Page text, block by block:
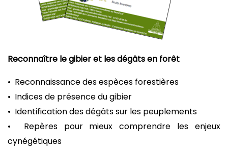
Reconnaître le gibier et les dégâts en forêt
• Reconnaissance des espèces forestières
• Indices de présence du gibier
• Identification des dégâts sur les peuplements
• Repères pour mieux comprendre les enjeux
cynégétiques